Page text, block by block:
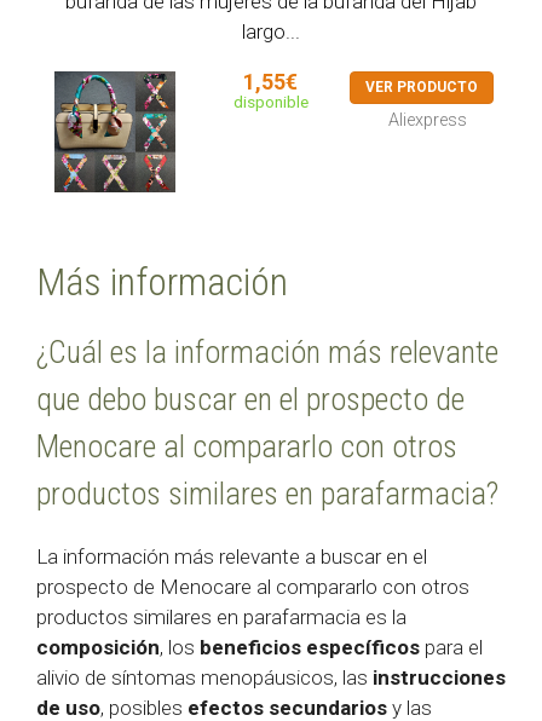
largo...
1,55€
disponible
VER PRODUCTO
Aliexpress
Más información
¿Cuál es la información más relevante
que debo buscar en el prospecto de
Menocare al compararlo con otros
productos similares en parafarmacia?
La información más relevante a buscar en el
prospecto de Menocare al compararlo con otros
productos similares en parafarmacia es la
composición, los beneficios específicos para el
alivio de síntomas menopáusicos, las instrucciones
de uso, posibles efectos secundarios y las